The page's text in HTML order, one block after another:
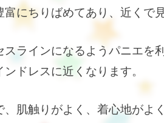
にちりばめてあり、近くで
ラインになるようパニエを
ドレスに近くなります。
肌触りがよく、着心地がよ